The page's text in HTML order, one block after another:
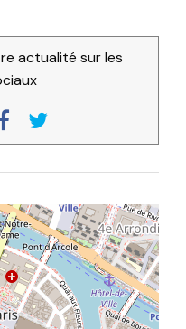
actualité sur les